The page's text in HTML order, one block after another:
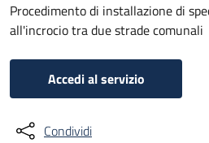
Procedimento di installazione di
all'incrocio tra due strade comunali
Accedi al servizio
Condividi